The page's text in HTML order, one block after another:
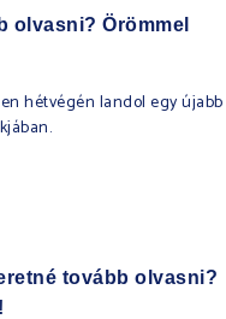
olvasni? Örömmel
hétvégén landol egy újabb
tovább olvasni?